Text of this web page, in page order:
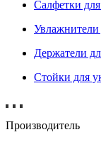
Салфетки
Увлажнители
Держатели
Стойки для
Производитель